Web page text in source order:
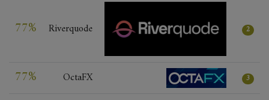
77% Riverquode 2
77% OctaFX 3